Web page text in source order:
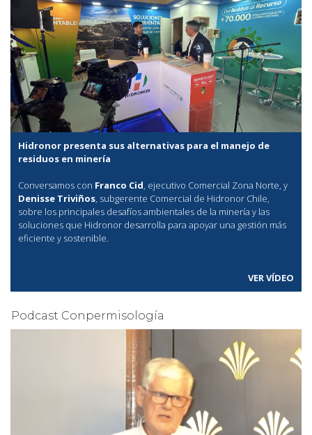
Hidronor presenta sus alternativas para el manejo de
residuos en minería
Conversamos con Franco Cid, ejecutivo Comercial Zona Norte, y
Denisse Triviños, subgerente Comercial de Hidronor Chile,
sobre los principales desafíos ambientales de la minería y las
soluciones que Hidronor desarrolla para apoyar una gestión más
eficiente y sostenible.
VER VÍDEO
Podcast Conpermisología